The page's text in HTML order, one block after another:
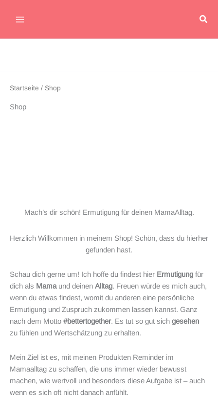
Inhalt
Startseite / Shop
Shop
Mach’s dir schön! Ermutigung für deinen MamaAlltag.
Herzlich Willkommen in meinem Shop! Schön, dass du hierher
gefunden hast.
Schau dich gerne um! Ich hoffe du findest hier Ermutigung für
dich als Mamaund deinen Alltag. Freuen würde es mich auch,
wenn du etwas findest, womit du anderen eine persönliche
Ermutigung und Zuspruch zukommen lassen kannst. Ganz
nach dem Motto #bettertogether. Es tut so gut sich gesehen
zu fühlen und Wertschätzung zu erhalten.
Mein Ziel ist es, mit meinen Produkten Reminder im
Mamaalltag zu schaffen, die uns immer wieder bewusst
machen, wie wertvoll und besonders diese Aufgabe ist – auch
wenn es sich oft nicht danach anfühlt.